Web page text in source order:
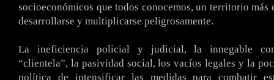
socioeconómicos que todos conocemos, un territorio más
desarrollarse y multiplicarse peligrosamente.
La ineficiencia policial y judicial, la innegable
“clientela”, la pasividad social, los vacíos legales y la
política de intensificar las medidas para combatir